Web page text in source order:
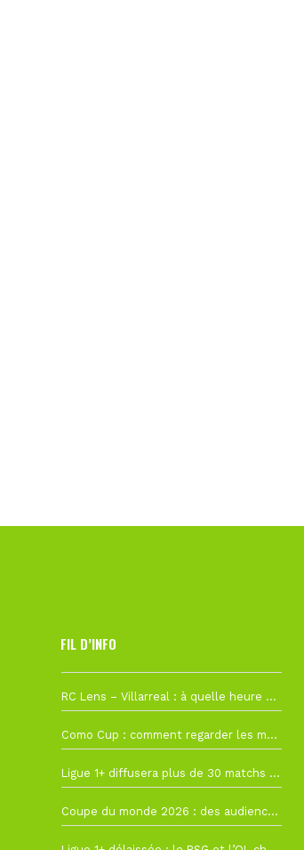
FIL D’INFO
RC Lens – Villarreal : à quelle heure et sur quelle chaîne voir la finale de la Como Cup ?
Como Cup : comment regarder les matchs du RC Lens en direct ?
Ligue 1+ diffusera plus de 30 matchs amicaux avant la reprise de la Ligue 1
Coupe du monde 2026 : des audiences record, mais M6 devrait perdre très gros !